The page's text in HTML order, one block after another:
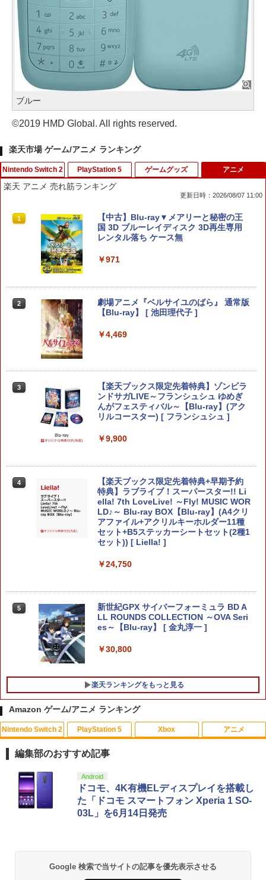
ブルー
©2019 HMD Global. All rights reserved.
楽天市場 ゲーム/アニメ ランキング
Nintendo Switch 2
1
【 Nintendo Switch2 ケース対応 】Swi
tch2用 ケース 専用収納ボックス フルセ
ット対応ケース 防水ナイロン スイッチ
ギフト 多機能ゲームケース ゲームカー
￥5,900
カバリー Nintendo Switch 2 Edit
￥6,778
【ダイヤ・プラチナ会員様限定！エント
リーでポイント10倍！】【メール便発
送】【新品】Nintendo Switch2 ゲーム
【新品】Nintendo Switch2ソフト ヨッ
シーとフカシギの図鑑【加納店】
￥6,800
PlayStation 5
1
【送料無料】(18in1)PS5 コントローラ
ー 修理 ps5 コントローラー 修理キット
ps5 コントローラー ゴム 交換 導電性 L1
付き 互換部品PS5コントローラー交換用
￥1,479
R-Type Dimensions III PS5版
スパイク・チュンソフト 【封入特典付】
ン専用） [ELJM-31027 PS5 デュ-ン ア
￥5,420
PlayStation5用カバー リズム ブルー
￥5,770
￥7,632
ゲームグッズ
1
【中古】学園へヴン おかわりっ! ベスト
版
ノコエアホッケー
3
クリップ式 スマホ自動操作 日本語説明
書付き iPhone/Android対応 いいね/ゲ
ーム周回/ライブ/推し活対応 (ブラック)
OverLay 抗菌 Brilliant for ニンテンドー
Hydro Ag+ 抗菌 抗ウイルス 高光沢タイ
プ
￥1,393
Nintendo Switch 2 保護 フィルム Over
￥1,045
アニメ
楽天 アニメ 売れ筋ランキング
更新日時：2026/08/07 11:00
1
【中古】Blu-ray▼メアリーと秘密の王
国 3D ブルーレイディスク 3D再生専用
レンタル落ち ケース無
￥971
2
劇場アニメ『ベルサイユのばら』 通常版
【Blu-ray】 [ 池田理代子 ]
￥4,469
3
【楽天ブックス限定先着特典】ゾンビラ
ンドサガLIVE～フランシュシュ ゆめぎ
んがフェスティバル～【Blu-ray】(アク
リルコースター) [ フランシュシュ ]
￥9,900
4
【楽天ブックス限定先着特典+早期予約
特典】ラブライブ！スーパースター!! Li
ella! 7th LoveLive! ～Fly! MUSIC WOR
LD♪～ Blu-ray BOX【Blu-ray】(A4クリ
アファイル+アクリルキーホルダー11種
セット+B5ステッカーシートセット(2種1
セット)) [ Liella! ]
￥24,750
5
新世紀GPX サイバーフォーミュラ BD A
LL ROUNDS COLLECTION ～OVA Seri
es～【Blu-ray】 [ 金丸淳一 ]
￥30,800
楽天ランキングをもっと見る
Amazon ゲーム/アニメ ランキング
Nintendo Switch 2
1
スプラトゥーン レイダース|オンライン
コード版
￥5,832
スプラトゥーン レイダース -Switch2
PlayStation 5
1
PlayStation 5 デジタル・エディション
日本語専用 Console Language: Japan
ese only (CFI-2200B01)
￥55,000
Beast of Reincarnation -PS5 【特典】
プロダクトコード 封入
Xbox
1
【純正品】Xbox ワイヤレス コントロー
ラー + USB-C® ケーブル
￥8,300
Xbox プリペイドカード 5,000円 デジタ
ルコード 【旧 Xbox ギフトカード】 [オ
ンラインコード]
アニメ
1
【Amazon.co.jp限定】劇場版モノノ怪
第三章 蛇神 (Amazon.co.jp限定オリジ
ナル三方背収納ケース付きコレクション)
(オリジナル特典:オリジナル巾着＋メー
カー特典:【坤と離】二振りの剣、十翼よ
￥10,780
編集部のおすすめ記事
Android
ドコモ、4K有機ELディスプレイを搭載し
た「ドコモ スマートフォン Xperia 1 SO-
03L」を6月14日発売
Google 検索で当サイトの記事を優先表示させる